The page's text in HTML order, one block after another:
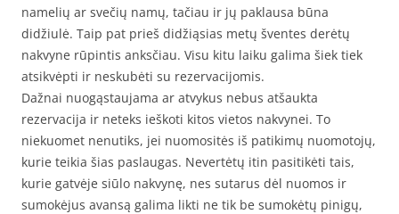
namelių ar svečių namų, tačiau ir jų paklausa būna
didžiulė. Taip pat prieš didžiąsias metų šventes derėtų
nakvyne rūpintis anksčiau. Visu kitu laiku galima šiek tiek
atsikvėpti ir neskubėti su rezervacijomis.
Dažnai nuogąstaujama ar atvykus nebus atšaukta
rezervacija ir neteks ieškoti kitos vietos nakvynei. To
niekuomet nenutiks, jei nuomositės iš patikimų nuomotojų,
kurie teikia šias paslaugas. Nevertėtų itin pasitikėti tais,
kurie gatvėje siūlo nakvynę, nes sutarus dėl nuomos ir
sumokėjus avansą galima likti ne tik be sumokėtų pinigų,